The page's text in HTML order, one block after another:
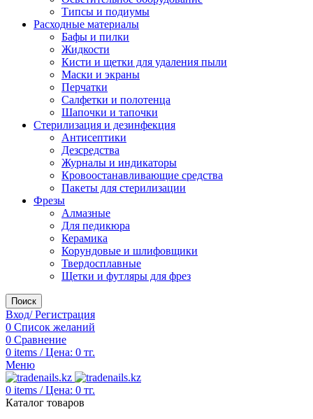
Типсы и подиумы
Расходные материалы
Бафы и пилки
Жидкости
Кисти и щетки для удаления пыли
Маски и экраны
Перчатки
Салфетки и полотенца
Шапочки и тапочки
Стерилизация и дезинфекция
Антисептики
Дезсредства
Журналы и индикаторы
Кровоостанавливающие средства
Пакеты для стерилизации
Фрезы
Алмазные
Для педикюра
Керамика
Корундовые и шлифовщики
Твердосплавные
Щетки и футляры для фрез
Поиск
Вход/ Регистрация
0 Список желаний
0 Сравнение
0 items / Цена: 0 тг.
Меню
0 items / Цена: 0 тг.
Каталог товаров